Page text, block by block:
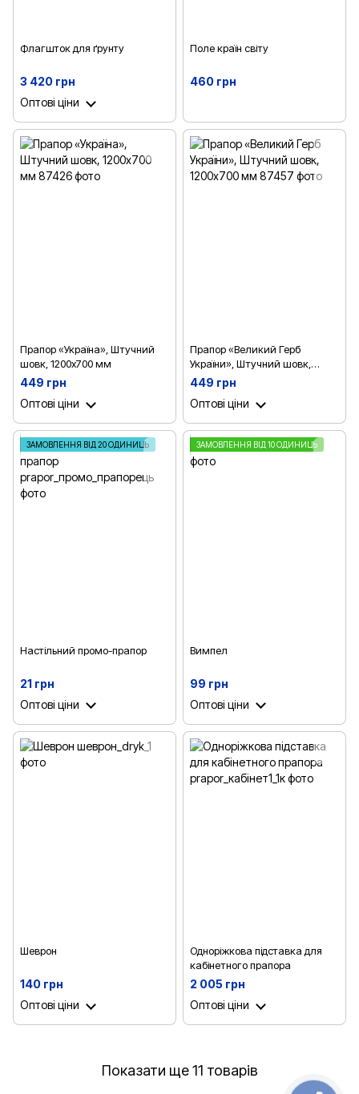
Флагшток для ґрунту
3 420 грн
Оптові ціни
Поле країн світу
460 грн
Прапор «Україна», Штучний
шовк, 1200х700 мм
449 грн
Оптові ціни
Прапор «Великий Герб
України», Штучний шовк,
1200х700 мм
449 грн
Оптові ціни
ЗАМОВЛЕННЯ ВІД 20 ОДИНИЦЬ
Настільний промо-прапор
21 грн
Оптові ціни
ЗАМОВЛЕННЯ ВІД 10 ОДИНИЦЬ
Вимпел
99 грн
Оптові ціни
Шеврон
140 грн
Оптові ціни
Одноріжкова підставка для
кабінетного прапора
2 005 грн
Оптові ціни
Показати ще 11 товарів